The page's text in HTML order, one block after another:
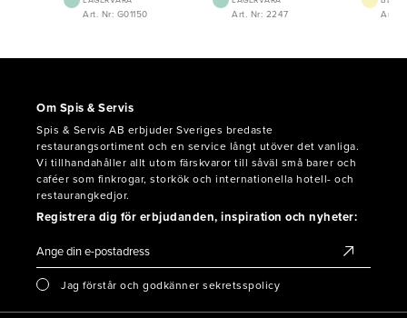
Art. Nr: G01150 Art. Nr: 2247 Art.
Om Spis & Servis
Spis & Servis AB erbjuder Sveriges bredaste
restaurangsortiment och en service långt utöver det vanliga.
Vi tillhandahåller allt utom färskvaror till såväl små barer och
caféer som finkrogar, storkök och internationella hotell- och
restaurangkedjor.
Registrera dig för erbjudanden, inspiration och nyheter:
Jag förstår och godkänner sekretsspolicy